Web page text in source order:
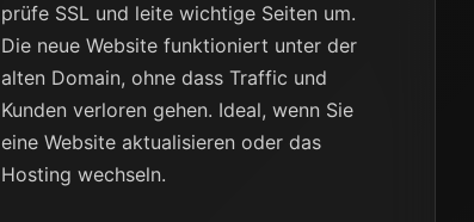
prüfe SSL und leite wichtige Seiten um.
Die neue Website funktioniert unter der
alten Domain, ohne dass Traffic und
Kunden verloren gehen. Ideal, wenn Sie
eine Website aktualisieren oder das
Hosting wechseln.